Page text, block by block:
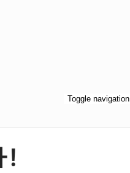
Toggle navigation